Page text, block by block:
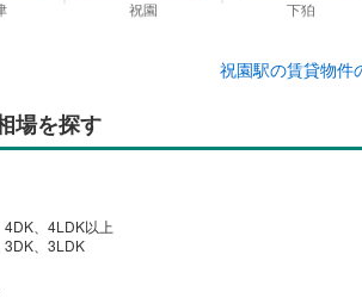
祝園駅の賃貸物件
場を探す
、4LDK以上
、3LDK